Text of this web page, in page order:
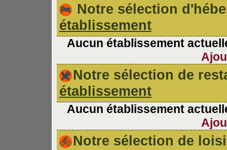
Notre sélection
établissement
Aucun établissement
Notre sélection de
établissement
Aucun établissement
Notre sélection de